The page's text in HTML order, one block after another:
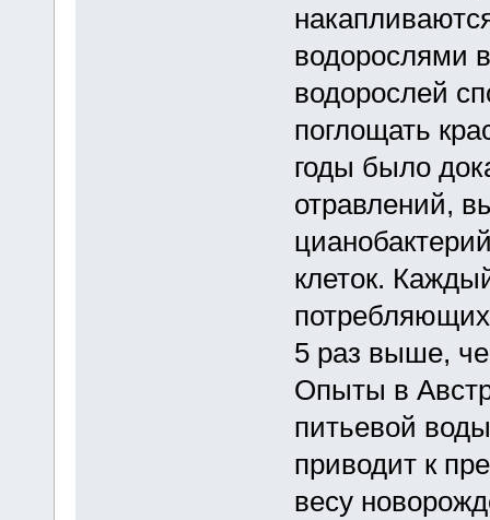
водорослями
водорослей
поглощать
годы было
отравлений,
клеток.
5 раз выше,
Опыты в
питьевой
приводит к
весу